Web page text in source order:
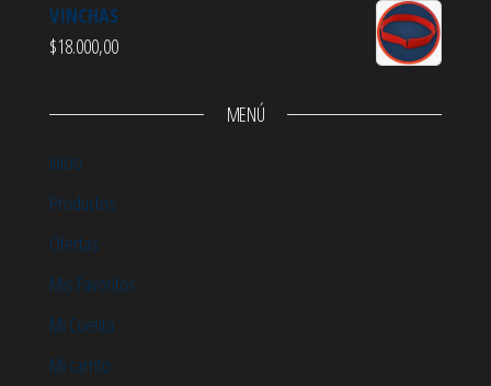
VINCHAS
$18.000,00
MENÚ
Inicio
Productos
Ofertas
Mis Favoritos
Mi Cuenta
Mi carrito